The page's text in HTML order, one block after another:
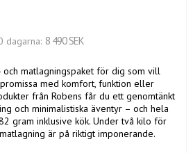
dagarna 8 490 SEK
matlagningspaket för dig som vill
med komfort, funktion eller
från Robens får du ett genomtänkt
och minimalistiska äventyr – och hela
gram inklusive kök. Under två kilo för
är på riktigt imponerande.